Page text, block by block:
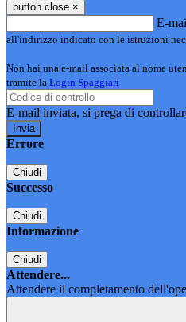
button close ×
E-
all'indirizzo indicato con le istruzioni
Non hai una e-mail associata al nome
tramite la Login Spaggiari
E-mail inviata, si prega di
Errore
Chiudi
Successo
Chiudi
Informazione
Chiudi
Attendere...
Attendere il completamento